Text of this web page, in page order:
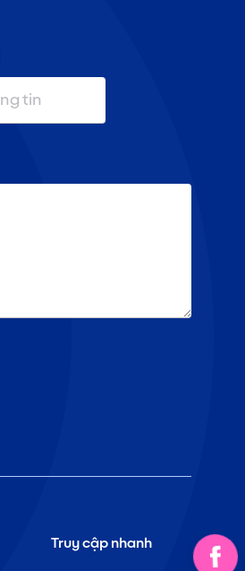
Truy cập nhanh